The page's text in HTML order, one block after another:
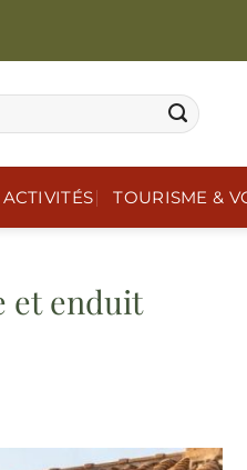
TOURISME &
et enduit